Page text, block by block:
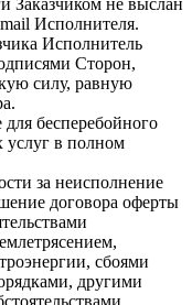
Исполнителя.
Исполнитель
Сторон,
силу, равную
бесперебойного
услуг в полном
за неисполнение
договора оферты
сбоями
другими